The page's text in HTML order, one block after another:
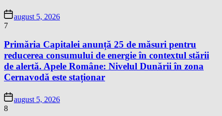
august 5, 2026
7
Primăria Capitalei anunță 25 de măsuri pentru
reducerea consumului de energie în contextul stării
de alertă. Apele Române: Nivelul Dunării în zona
Cernavodă este staționar
august 5, 2026
8